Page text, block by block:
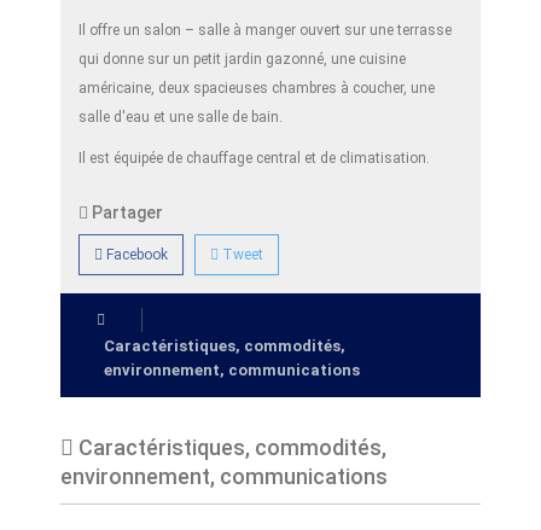
Il offre un salon – salle à manger ouvert sur une terrasse
qui donne sur un petit jardin gazonné, une cuisine
américaine, deux spacieuses chambres à coucher, une
salle d'eau et une salle de bain.
Il est équipée de chauffage central et de climatisation.
Partager
Facebook Tweet
Caractéristiques, commodités,
environnement, communications
Caractéristiques, commodités,
environnement, communications